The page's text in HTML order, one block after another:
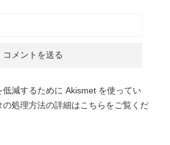
低減するために Akismet を使ってい
の処理方法の詳細はこちらをご覧くだ